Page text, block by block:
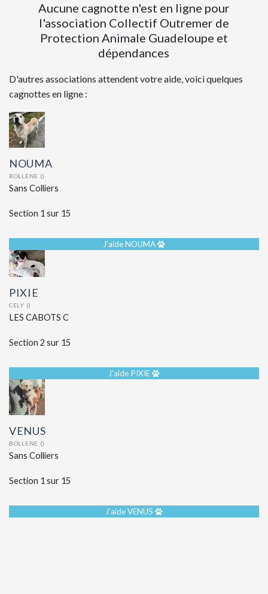
Aucune cagnotte n'est en ligne pour
l'association Collectif Outremer de
Protection Animale Guadeloupe et
dépendances
D'autres associations attendent votre aide, voici quelques
cagnottes en ligne :
NOUMA
BOLLENE ()
Sans Colliers
Section 1 sur 15
J'aide NOUMA
PIXIE
CELY ()
LES CABOTS C
Section 2 sur 15
J'aide PIXIE
VENUS
BOLLENE ()
Sans Colliers
Section 1 sur 15
J'aide VENUS